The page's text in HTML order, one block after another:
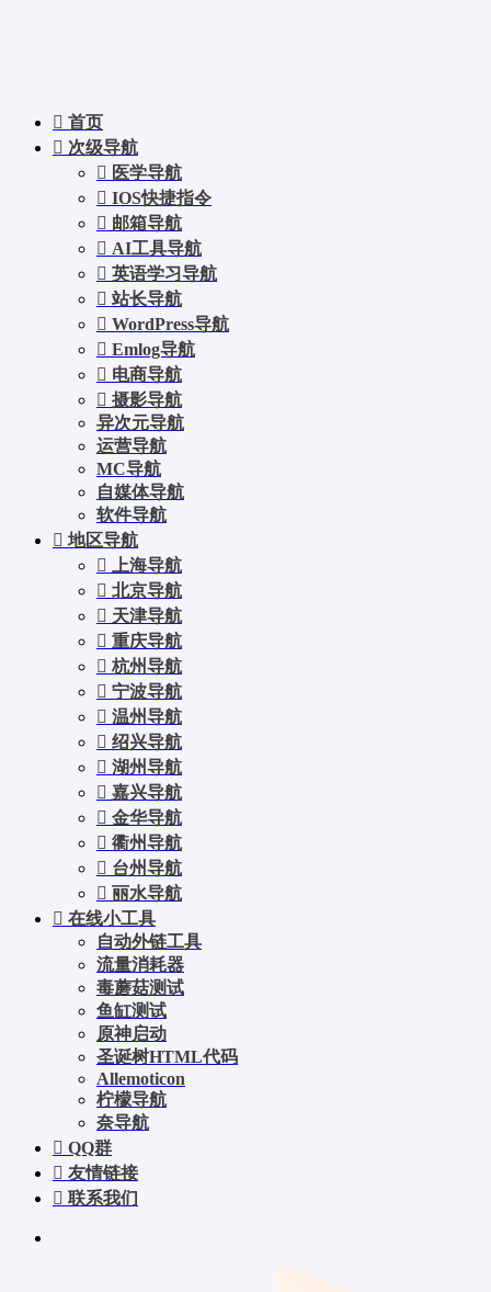
首页
次级导航
医学导航
IOS快捷指令
邮箱导航
AI工具导航
英语学习导航
站长导航
WordPress导航
Emlog导航
电商导航
摄影导航
异次元导航
运营导航
MC导航
自媒体导航
软件导航
地区导航
上海导航
北京导航
天津导航
重庆导航
杭州导航
宁波导航
温州导航
绍兴导航
湖州导航
嘉兴导航
金华导航
衢州导航
台州导航
丽水导航
在线小工具
自动外链工具
流量消耗器
毒蘑菇测试
鱼缸测试
原神启动
圣诞树HTML代码
Allemoticon
柠檬导航
奈导航
QQ群
友情链接
联系我们